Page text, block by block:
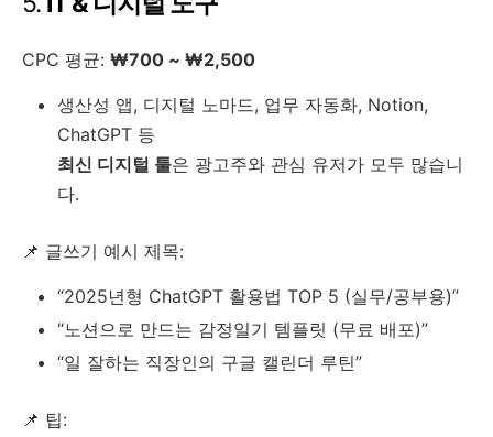
CPC 평균: ₩700 ~ ₩2,500
생산성 앱, 디지털 노마드, 업무 자동화, Notion,
ChatGPT 등
최신 디지털 툴은 광고주와 관심 유저가 모두 많습니
다.
📌 글쓰기 예시 제목:
“2025년형 ChatGPT 활용법 TOP 5 (실무/공부용)”
“노션으로 만드는 감정일기 템플릿 (무료 배포)”
“일 잘하는 직장인의 구글 캘린더 루틴”
📌 팁: